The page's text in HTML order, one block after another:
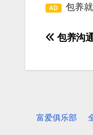
AD 包养
包养沟
富爱俱乐部